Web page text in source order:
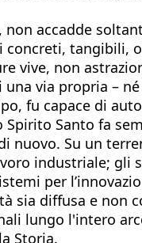
, non accadde
tangibili,
vive, non
via propria –
fu capace di
Santo fa
Su un
industriale;
per
sia diffusa e non
lungo l'intero
Storia.